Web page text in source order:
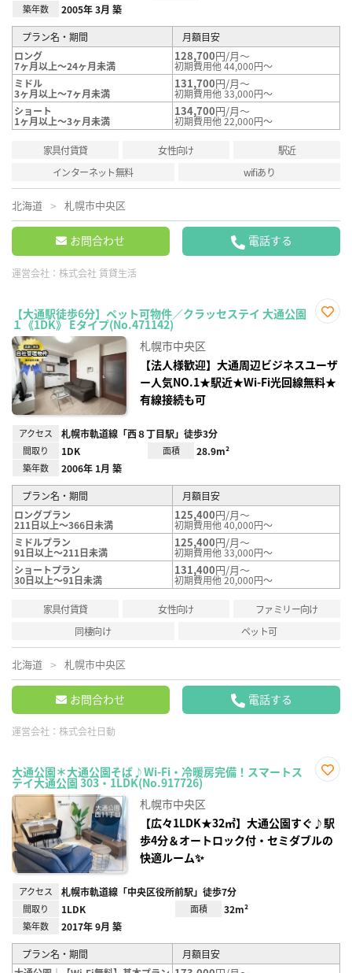
築年数 2005年 3月 築
プラン名・期間
月額目安
ロング
7ヶ月以上～24ヶ月未満
128,700円/月～
初期費用他 44,000円～
ミドル
3ヶ月以上～7ヶ月未満
131,700円/月～
初期費用他 33,000円～
ショート
1ヶ月以上～3ヶ月未満
134,700円/月～
初期費用他 22,000円～
家具付賃貸 女性向け
駅近
インターネット無料
wifiあり
北海道 札幌市中央区
お問合わせ 電話する
運営会社： 株式会社 賃貸生活
【大通駅徒歩6分】ペット可物件／クラッセステイ 大通公園
１《1DK》 Eタイプ(No.471142)
録
札幌市中央区
【法人様歓迎】大通周辺ビジネスユーザ
ー人気NO.1★駅近★Wi-Fi光回線無料★
有線接続も可
アクセス 札幌市軌道線「西８丁目駅」徒歩3分
間取り 1DK 面積 28.9m²
築年数 2006年 1月 築
プラン名・期間
月額目安
ロングプラン
211日以上～366日未満
125,400円/月～
初期費用他 40,000円～
ミドルプラン
91日以上～211日未満
125,400円/月～
初期費用他 33,000円～
ショートプラン
30日以上～91日未満
131,400円/月～
初期費用他 20,000円～
家具付賃貸 女性向け
ファミリー向け
同棲向け
ペット可
北海道 札幌市中央区
お問合わせ 電話する
運営会社： 株式会社日動
大通公園＊大通公園そば♪Wi-Fi・冷暖房完備！スマートス
テイ大通公園 303・1LDK(No.917726)
録
札幌市中央区
【広々1LDK★32㎡】大通公園すぐ♪駅
歩4分＆オートロック付・セミダブルの
快適ルーム✨
アクセス 札幌市軌道線「中央区役所前駅」徒歩7分
間取り 1LDK 面積 32m²
築年数 2017年 9月 築
プラン名・期間
月額目安